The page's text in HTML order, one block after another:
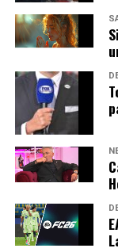
NOTICIAS
La Economía
en 2023
ANTERIOR
Descubrimiento
del Cáncer